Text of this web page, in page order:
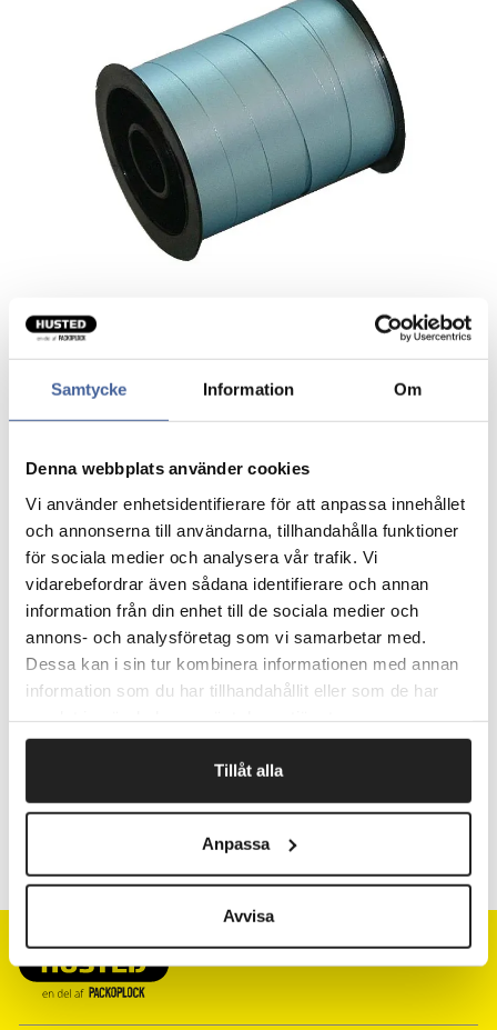
Samtycke Information Om
Denna webbplats använder cookies
Vi använder enhetsidentifierare för att anpassa innehållet
och annonserna till användarna, tillhandahålla funktioner
för sociala medier och analysera vår trafik. Vi
vidarebefordrar även sådana identifierare och annan
information från din enhet till de sociala medier och
annons- och analysföretag som vi samarbetar med.
Dessa kan i sin tur kombinera informationen med annan
information som du har tillhandahållit eller som de har
Tillåt alla
Anpassa
Avvisa
Gavebånd konsument mat metallic
Gavegånd i konsumentpakning, perfekt til mersalg
fremme ved kassen
Pris pr. stk.
Fragtfrit når du handler for 1.900,-
Afsendelse samme dag ved bestilling
10